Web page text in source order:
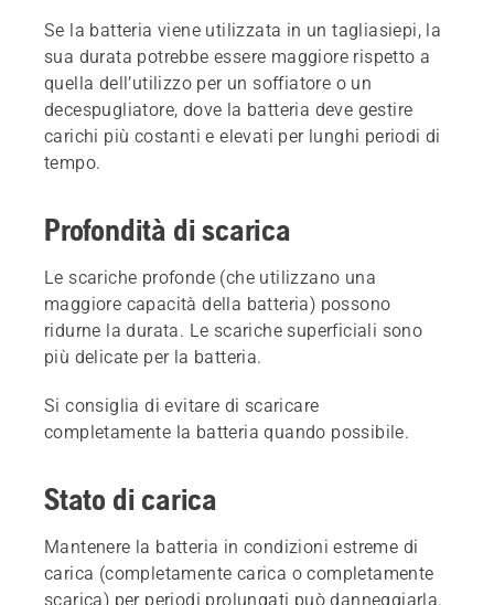
Se la batteria viene utilizzata in un tagliasiepi, la
sua durata potrebbe essere maggiore rispetto a
quella dell’utilizzo per un soffiatore o un
decespugliatore, dove la batteria deve gestire
carichi più costanti e elevati per lunghi periodi di
tempo.
Profondità di scarica
Le scariche profonde (che utilizzano una
maggiore capacità della batteria) possono
ridurne la durata. Le scariche superficiali sono
più delicate per la batteria.
Si consiglia di evitare di scaricare
completamente la batteria quando possibile.
Stato di carica
Mantenere la batteria in condizioni estreme di
carica (completamente carica o completamente
scarica) per periodi prolungati può danneggiarla.